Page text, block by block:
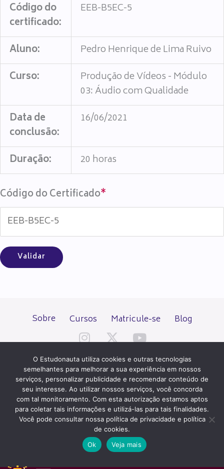
Código do
certificado:
EEB-B5EC-5
Aluno:
Pedro Henrique de Lima Ruivo
Curso:
Produção de Vídeos - Módulo
03: Áudio com Qualidade
Data de
conclusão:
16/06/2021
Duração: 20 horas
Código do Certificado*
Sobre Cursos Matricule-se Blog
Todos os direitos reservados desde 2000.
PATROCÍNIO E HOSPEDAGEM
O Estudonauta utiliza cookies e outras tecnologias
semelhantes para melhorar a sua experiência em nossos
serviços, personalizar publicidade e recomendar conteúdo de
seu interesse. Ao utilizar nossos serviços, você concorda
com tal monitoramento. Com esta autorização estamos aptos
para coletar tais informações e utilizá-las para tais finalidades.
Você pode consultar nossa política de privacidade e política
de cookies.
Ok
Veja mais